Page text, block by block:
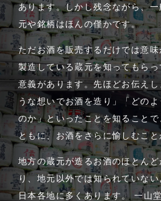
あります。しかし残念ながら、
元や銘柄はほんの僅かです。
ただお酒を販売するだけでは意
製造している蔵元を知ってもら
意義があります。先ほどお伝え
うな想いでお酒を造り」「どの
のか」といったことを知ること
ともに、お酒をさらに愉しむこと
地方の蔵元が造るお酒のほとん
り、地元以外では知られていな
日本各地に多くあります。 一山